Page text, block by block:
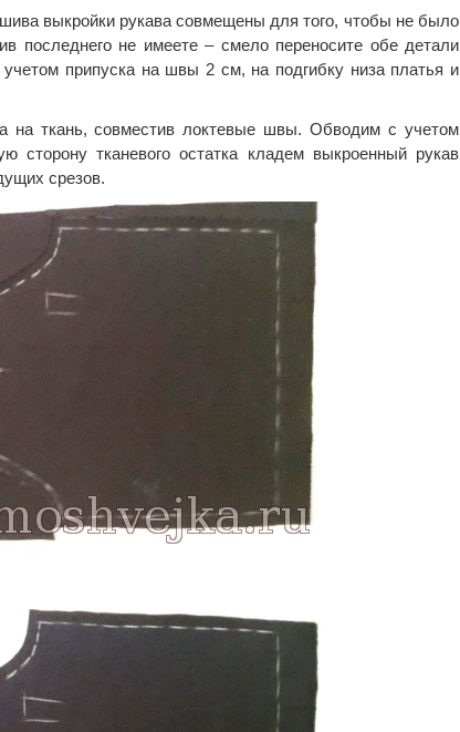
выкройки рукава совмещены для того, чтобы не было
последнего не имеете – смело переносите обе детали
припуска на швы 2 см, на подгибку низа платья и
на ткань, совместив локтевые швы. Обводим с учетом
сторону тканевого остатка кладем выкроенный рукав
срезов.